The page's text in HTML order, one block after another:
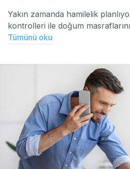
Yakın zamanda hamilelik
kontrolleri ile doğum
Tümünü oku